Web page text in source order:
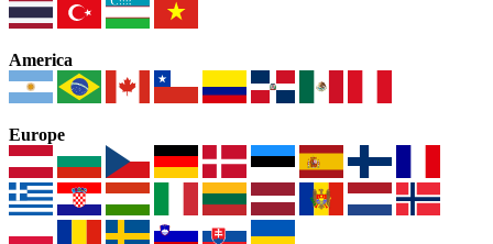
America
Europe